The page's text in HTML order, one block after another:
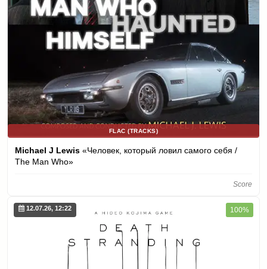
FLAC (TRACKS)
Michael J Lewis «Человек, который ловил самого себя /
The Man Who»
Score
12.07.26, 12:22 100%